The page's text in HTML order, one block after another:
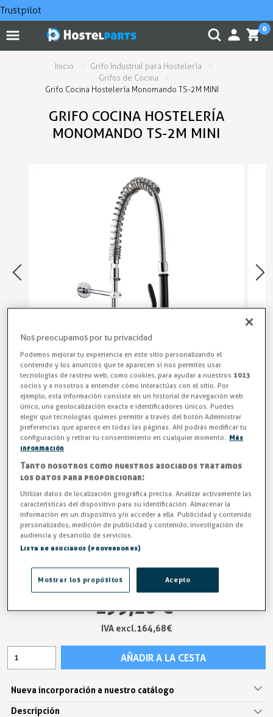
Trustpilot
0
Inicio
Grifo Industrial para Hostelería
Grifos de Cocina
Grifo Cocina Hostelería Monomando TS-2M MINI
GRIFO COCINA HOSTELERÍA
MONOMANDO TS-2M MINI
Grifos para Hostelería
Grifo cocina hostelería monomando TS-2M MINI,
compacto, resistente y ergonómico. Ideal para fregaderos
industriales en restaurantes, bares y cocinas profesionales.
Optimiza el rendimiento de tu cocina con el grifo
monomando industrial TS-2M MINI. ¡Haz tu pedido ahora y
recíbelo en 24/48h!
Entrega en 24/48h
Caño Central
199,26 €
IVA excl.164,68 €
AÑADIR A LA CESTA
Nueva incorporación a nuestro catálogo
Descripción
Nos preocupamos por tu privacidad
Podemos mejorar tu experiencia en este sitio personalizando el
contenido y los anuncios que te aparecen si nos permites usar
tecnologías de rastreo web, como cookies, para ayudar a nuestros 1013
socios y a nosotros a entender cómo interactúas con el sitio. Por
ejemplo, esta información consiste en un historial de navegación web
único, una geolocalización exacta e identificadores únicos. Puedes
elegir qué tecnologías quieres permitir a través del botón Administrar
preferencias que aparece en todas las páginas. Ahí podrás modificar tu
configuración y retirar tu consentimiento en cualquier momento. Más
información
Tanto nosotros como nuestros asociados tratamos
los datos para proporcionar:
Utilizar datos de localización geográfica precisa. Analizar activamente las
características del dispositivo para su identificación. Almacenar la
información en un dispositivo y/o acceder a ella. Publicidad y contenido
personalizados, medición de publicidad y contenido, investigación de
audiencia y desarrollo de servicios.
Lista de asociados (proveedores)
Acepto
Mostrar los propósitos